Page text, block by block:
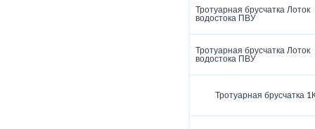
Тротуарная брусчатка Лоток
водостока ПВУ
Тротуарная брусчатка Лоток
водостока ПВУ
Тротуарная брусчатка